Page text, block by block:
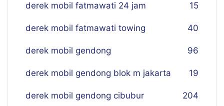
derek mobil fatmawati 24 jam 15
derek mobil fatmawati towing 40
derek mobil gendong 96
derek mobil gendong blok m jakarta 19
derek mobil gendong cibubur 204